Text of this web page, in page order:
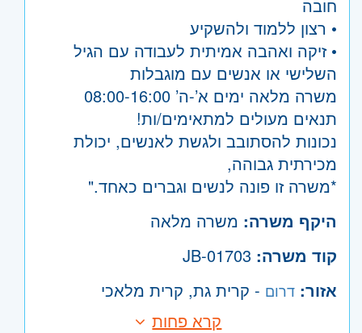
חובה
• רצון ללמוד ולהשקיע
• זיקה ואהבה אמיתית לעבודה עם הגיל
השלישי או אנשים עם מוגבלות
משרה מלאה ימים א’-ה’ 08:00-16:00
תנאים מעולים למתאימים/ות!
נכונות להסתובב ולגשת לאנשים, יכולת
מכירתית גבוהה,
*משרה זו פונה לנשים וגברים כאחד."
היקף משרה: משרה מלאה
קוד משרה:
אזור: דרום - קרית גת, קרית מלאכי
קרא פחות